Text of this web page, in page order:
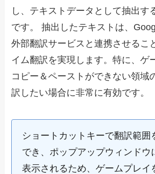
し、テキストデータとして抽出す
です。 抽出したテキストは、
外部翻訳サービスと連携させるこ
イム翻訳を実現します。特に、ゲ
コピー＆ペーストができない領域
訳したい場合に非常に有効です。
ショートカットキーで翻訳範囲
でき、ポップアップウィンドウ
表示されるため、ゲームプレイ